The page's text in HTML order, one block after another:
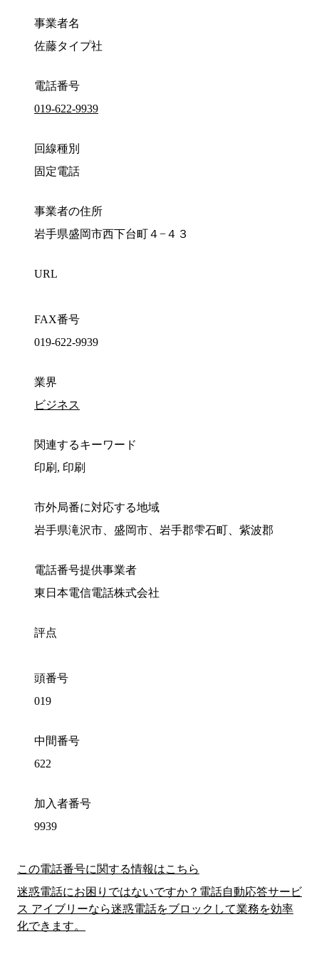
事業者名
佐藤タイプ社
電話番号
019-622-9939
回線種別
固定電話
事業者の住所
岩手県盛岡市西下台町４−４３
URL
FAX番号
019-622-9939
業界
ビジネス
関連するキーワード
印刷, 印刷
市外局番に対応する地域
岩手県滝沢市、盛岡市、岩手郡雫石町、紫波郡
電話番号提供事業者
東日本電信電話株式会社
評点
頭番号
019
中間番号
622
加入者番号
9939
この電話番号に関する情報はこちら
迷惑電話にお困りではないですか？電話自動応答サービ
ス アイブリーなら迷惑電話をブロックして業務を効率
化できます。